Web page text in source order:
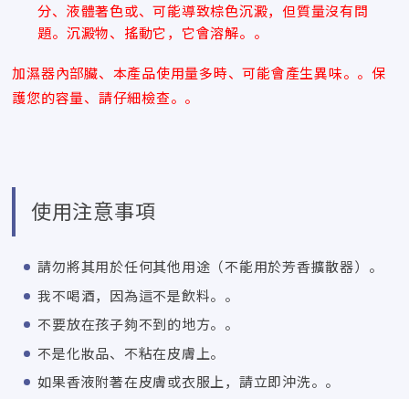
分、液體著色或、可能導致棕色沉澱，但質量沒有問
題。沉澱物、搖動它，它會溶解。。
加濕器內部臟、本產品使用量多時、可能會產生異味。。保
護您的容量、請仔細檢查。。
使用注意事項
請勿將其用於任何其他用途（不能用於芳香擴散器）。
我不喝酒，因為這不是飲料。。
不要放在孩子夠不到的地方。。
不是化妝品、不粘在皮膚上。
如果香液附著在皮膚或衣服上，請立即沖洗。。